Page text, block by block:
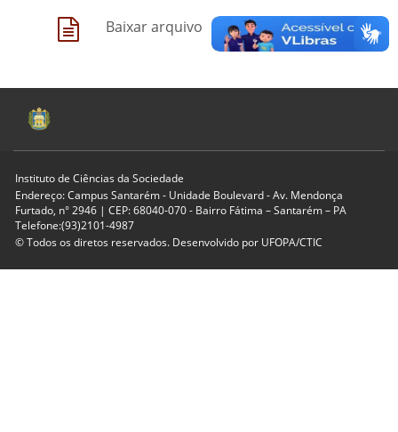
Baixar arquivo
Instituto de Ciências da Sociedade
Endereço: Campus Santarém - Unidade Boulevard - Av. Mendonça
Furtado, n° 2946 | CEP: 68040-070 - Bairro Fátima – Santarém – PA
Telefone:(93)2101-4987
© Todos os diretos reservados. Desenvolvido por UFOPA/CTIC